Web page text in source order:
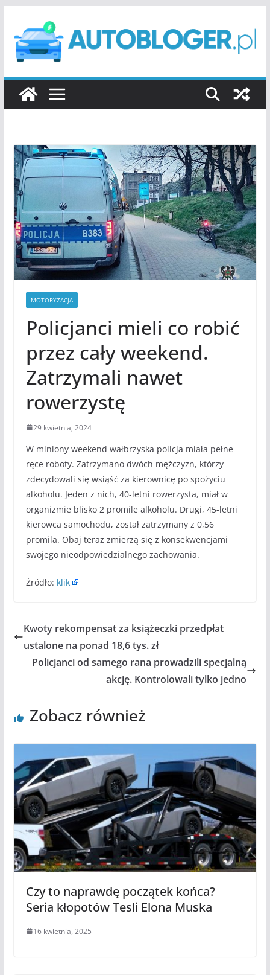
treści
MOTORYZACJA
Policjanci mieli co robić
przez cały weekend.
Zatrzymali nawet
rowerzystę
29 kwietnia, 2024
W miniony weekend wałbrzyska policja miała pełne
ręce roboty. Zatrzymano dwóch mężczyzn, którzy
zdecydowali się wsiąść za kierownicę po spożyciu
alkoholu. Jeden z nich, 40-letni rowerzysta, miał w
organizmie blisko 2 promile alkoholu. Drugi, 45-letni
kierowca samochodu, został zatrzymany z 0,56
promila. Obaj teraz zmierzą się z konsekwencjami
swojego nieodpowiedzialnego zachowania.
Źródło: klik
Kwoty rekompensat za książeczki przedpłat
ustalone na ponad 18,6 tys. zł
Policjanci od samego rana prowadzili specjalną
akcję. Kontrolowali tylko jedno
Zobacz również
Czy to naprawdę początek końca?
Seria kłopotów Tesli Elona Muska
16 kwietnia, 2025